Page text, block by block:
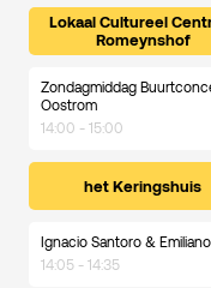
Lokaal Cultureel
Romeynshof
Zondagmiddag
Oostrom
14:00 - 15:00
het Keringshuis
Ignacio Santoro &
14:05 - 14:35